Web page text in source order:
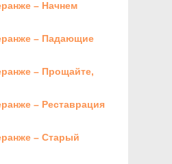
– Начнем
– Падающие
– Прощайте,
– Реставрация
– Старый